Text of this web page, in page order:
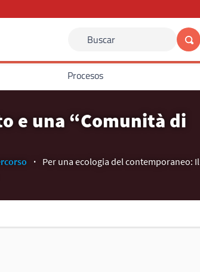
Buscar
Procesos
e una “Comunità di
Per una ecologia del contemporaneo: Il